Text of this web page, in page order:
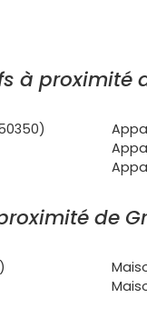
à proximité
de